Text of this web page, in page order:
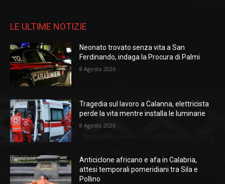
LE ULTIME NOTIZIE
Neonato trovato senza vita a San
Ferdinando, indaga la Procura di Palmi
8 Agosto 2026
Tragedia sul lavoro a Calanna, elettricista
perde la vita mentre installa le luminarie
8 Agosto 2026
Anticiclone africano e afa in Calabria,
attesi temporali pomeridiani tra Sila e
Pollino